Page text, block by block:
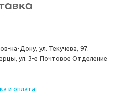
на-Дону, ул. Текучева, 97.
ул. 3-е Почтовое Отделение
и оплата